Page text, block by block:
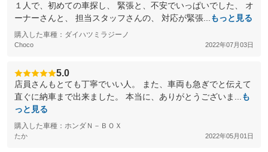
１人で、初めての車探し、 緊張と、不安でいっぱいでした、 オ
ーナーさんと、 担当スタッフさんの、 対応が緊張...
もっと見る
購入した車種：ダイハツミラジーノ
Choco 2022年07月03日
5.0
店員さんもとても丁寧でいい人。 また、車両も急ぎでと伝えて
直ぐに納車まで出来ました。 本当に、ありがとうございま...
も
っと見る
購入した車種：ホンダＮ－ＢＯＸ
たか 2022年05月01日